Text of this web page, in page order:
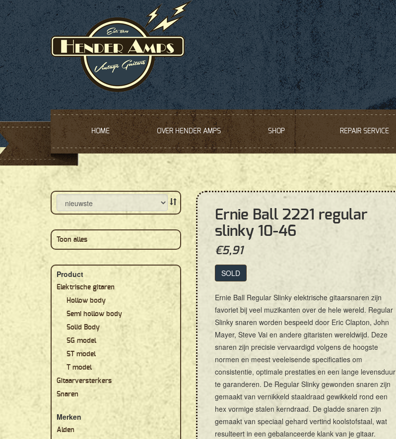
HOME OVER HENDER AMPS SHOP REPAIR SERVICE
Toon alles
Product
Elektrische gitaren
Hollow body
Semi hollow body
Solid Body
SG model
ST model
T model
Gitaarversterkers
Snaren
Merken
Alden
Ernie Ball 2221 regular
slinky 10-46
€5,91
SOLD
Ernie Ball Regular Slinky elektrische gitaarsnaren zijn
favoriet bij veel muzikanten over de hele wereld. Regular
Slinky snaren worden bespeeld door Eric Clapton, John
Mayer, Steve Vai en andere gitaristen wereldwijd. Deze
snaren zijn precisie vervaardigd volgens de hoogste
normen en meest veeleisende specificaties om
consistentie, optimale prestaties en een lange levensduur
te garanderen. De Regular Slinky gewonden snaren zijn
gemaakt van vernikkeld staaldraad gewikkeld rond een
hex vormige stalen kerndraad. De gladde snaren zijn
gemaakt van speciaal gehard vertind koolstofstaal, wat
resulteert in een gebalanceerde klank van je gitaar.